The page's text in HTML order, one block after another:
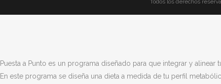
Todos los derechos
Puesta a Punto es un programa diseñado para que integrar y
En este programa se diseña una dieta a medida de tu perfil